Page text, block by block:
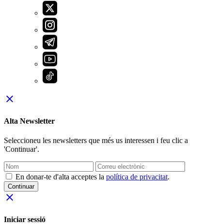
close
Alta Newsletter
Seleccioneu les newsletters que més us interessen i feu clic a
'Continuar'.
En donar-te d'alta acceptes la política de privacitat.
Continuar
close
Iniciar sessió